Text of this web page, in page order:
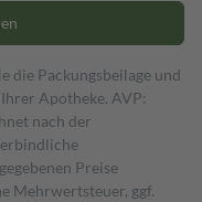
die Packungsbeilage und
Apotheke. AVP:
nach der
Preise
Mehrwertsteuer, ggf.